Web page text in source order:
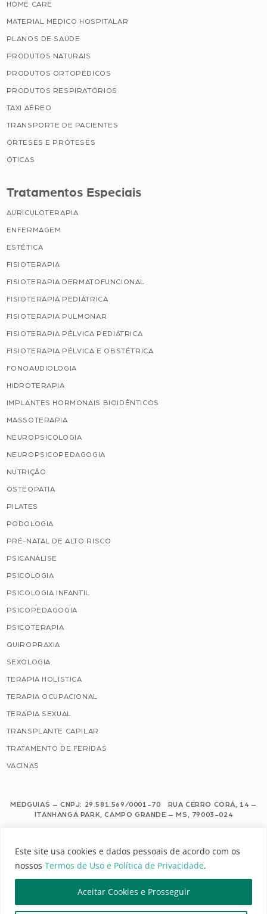
Este site usa cookies e dados pessoais de acordo com os
nossos Termos de Uso e Política de Privacidade.
Aceitar Cookies e Prosseguir
HOME CARE
MATERIAL MÉDICO HOSPITALAR
PLANOS DE SAÚDE
PRODUTOS NATURAIS
PRODUTOS ORTOPÉDICOS
PRODUTOS RESPIRATÓRIOS
TAXI AÉREO
TRANSPORTE DE PACIENTES
ÓRTESES E PRÓTESES
ÓTICAS
Tratamentos Especiais
AURICULOTERAPIA
ENFERMAGEM
ESTÉTICA
FISIOTERAPIA
FISIOTERAPIA DERMATOFUNCIONAL
FISIOTERAPIA PEDIÁTRICA
FISIOTERAPIA PULMONAR
FISIOTERAPIA PÉLVICA PEDIÁTRICA
FISIOTERAPIA PÉLVICA E OBSTÉTRICA
FONOAUDIOLOGIA
HIDROTERAPIA
IMPLANTES HORMONAIS BIOIDÊNTICOS
MASSOTERAPIA
NEUROPSICOLOGIA
NEUROPSICOPEDAGOGIA
NUTRIÇÃO
OSTEOPATIA
PILATES
PODOLOGIA
PRÉ-NATAL DE ALTO RISCO
PSICANÁLISE
PSICOLOGIA
PSICOLOGIA INFANTIL
PSICOPEDAGOGIA
PSICOTERAPIA
QUIROPRAXIA
SEXOLOGIA
TERAPIA HOLÍSTICA
TERAPIA OCUPACIONAL
TERAPIA SEXUAL
TRANSPLANTE CAPILAR
TRATAMENTO DE FERIDAS
VACINAS
MEDGUIAS – CNPJ: 29.581.569/0001-70 RUA CERRO CORÁ, 14 –
ITANHANGÁ PARK, CAMPO GRANDE – MS, 79003-024
Este site usa cookies e dados pessoais de acordo com os nossos Termos de
Uso e Política de Privacidade.
Configuração de Cookies
MEDGUIAS | TODOS OS DIREITOS RESERVADOS